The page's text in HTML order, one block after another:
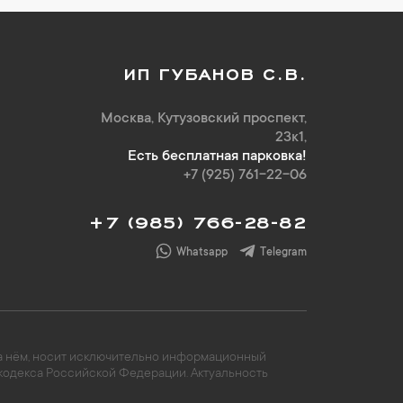
ИП ГУБАНОВ С.В.
Москва, Кутузовский проспект,
23к1,
Есть бесплатная парковка!
+7 (925) 761-22-06
+7 (985) 766-28-82
Whatsapp Telegram
нём, носит исключительно информационный
Российской Федерации. Актуальность